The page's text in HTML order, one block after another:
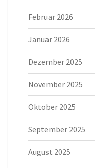
Februar 2026
Januar 2026
Dezember 2025
November 2025
Oktober 2025
September 2025
August 2025